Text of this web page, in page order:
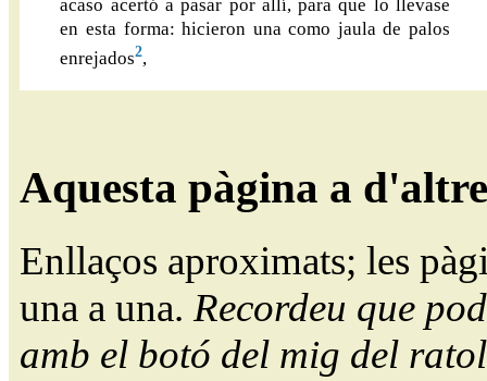
acaso acertó a pasar por allí, para que lo llevase
en esta forma: hicieron una como jaula de palos
enrejados2,
Aquesta pàgina a
Enllaços aproximats; les
una a una. Recordeu que
amb el botó del mig del